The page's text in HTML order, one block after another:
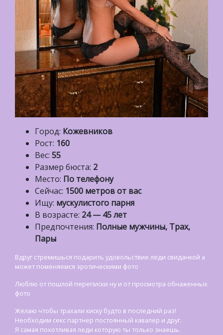
Город: Кожевников
Рост: 160
Вес: 55
Размер бюста: 2
Место: По телефону
Сейчас: 1500 метров от вас
Ищу: мускулистого парня
В возрасте: 24 — 45 лет
Предпочтения: Полные мужчины, Трах,
Пары
Вдруг стремишься подарить удовольствие леди свиданкой а
может поменяемся эротическими фото
Люблю от пошлой переписки ну и от просмотра обнаженных
фото
Желаю чтобы трахали киску будто в последний раз!
Необходим секс партнер постоянный кавалер и друг.
Я самая похотливая леди которую ты только знаешь.